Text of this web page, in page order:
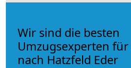
Wir sind die besten
Umzugsexperten
nach Hatzfeld Eder